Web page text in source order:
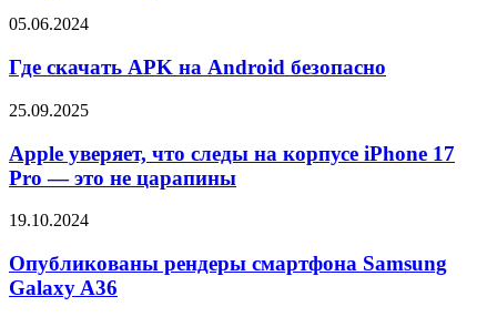
уже
следующем
Где
APK
на
Android
безопасно
05.06.2024
Где скачать APK на Android безопасно
Apple
что
следы
на
iPhone
Pro
—
25.09.2025
Apple уверяет, что следы на корпусе iPhone 17
Pro — это не царапины
Опубликованы
смартфона
Samsung
Galaxy
19.10.2024
Опубликованы рендеры смартфона Samsung
Galaxy A36